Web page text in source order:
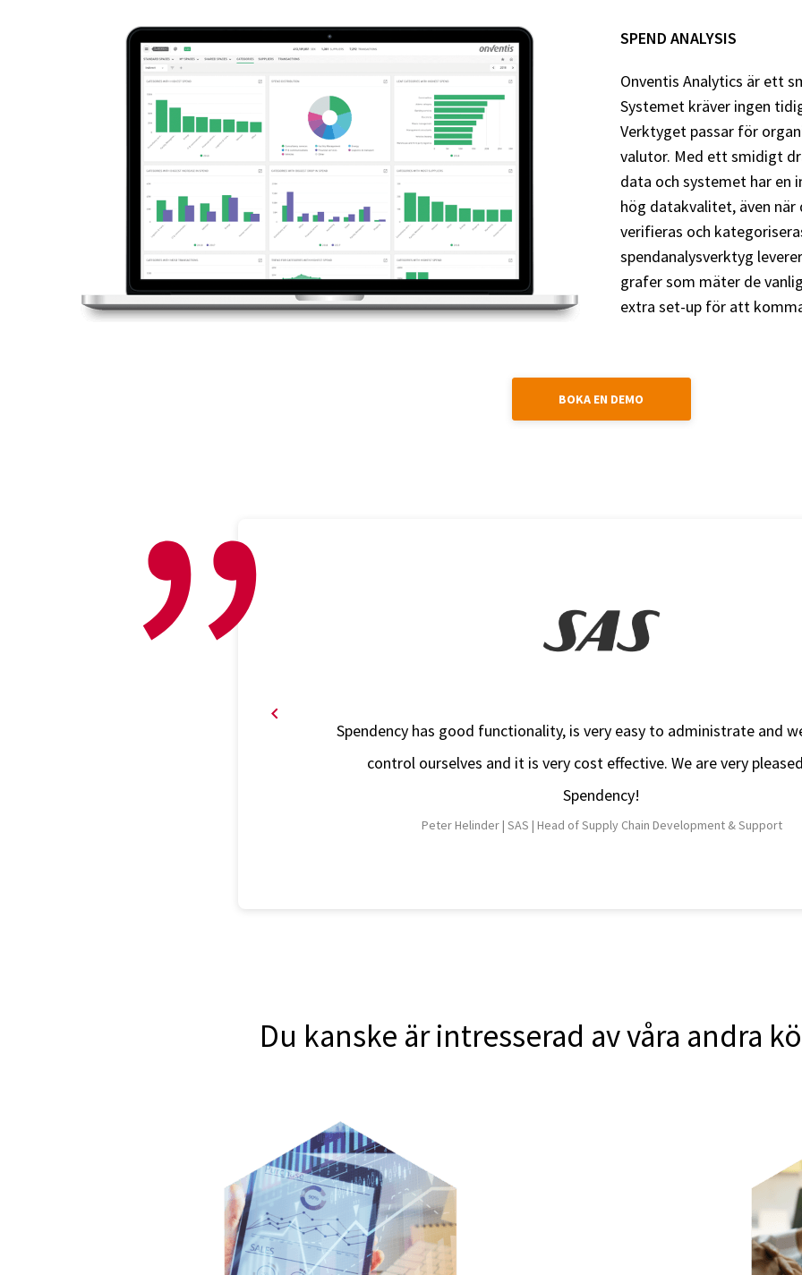
SPEND ANALYSIS
Onventis Analytics är ett
Systemet kräver ingen
Verktyget passar för
valutor. Med ett smidigt
data och systemet har
hög datakvalitet, även
verifieras och
spendanalysverktyg
grafer som mäter de
extra set-up för att
BOKA EN DEMO
Spendency has good functionality, is very easy to administrate and
control ourselves and it is very cost effective. We are very
Spendency!
Peter Helinder | SAS | Head of Supply Chain Development & Support
Du kanske är intresserad av våra andra